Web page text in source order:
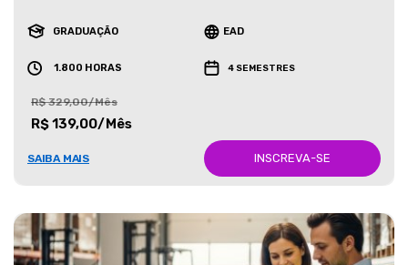
GRADUAÇÃO EAD
1.800 HORAS 4 SEMESTRES
R$ 329,00/Mês
R$ 139,00/Mês
SAIBA MAIS INSCREVA-SE